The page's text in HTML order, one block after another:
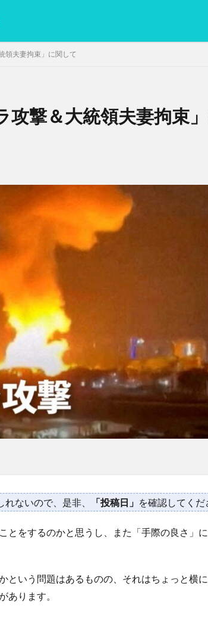
領夫妻拘束」に関して
攻撃＆大統領夫妻拘束
ないので、是非、 「投稿日」 を確認してくだ
とをするのかと思うし、また「手際の良さ」
という問題はあるものの、それはちょっと横
あります。
PC グリグリ画像 マレーシア動画 ヨーグル